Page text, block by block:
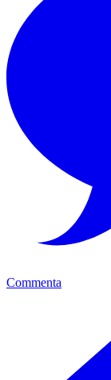
Commenta